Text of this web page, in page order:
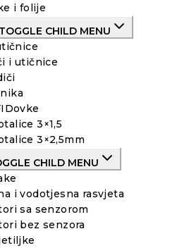
i folije
TOGGLE CHILD MENU
i utičnice
3×1,5
3×2,5mm
CHILD MENU
i vodotjesna rasvjeta
sa senzorom
bez senzora